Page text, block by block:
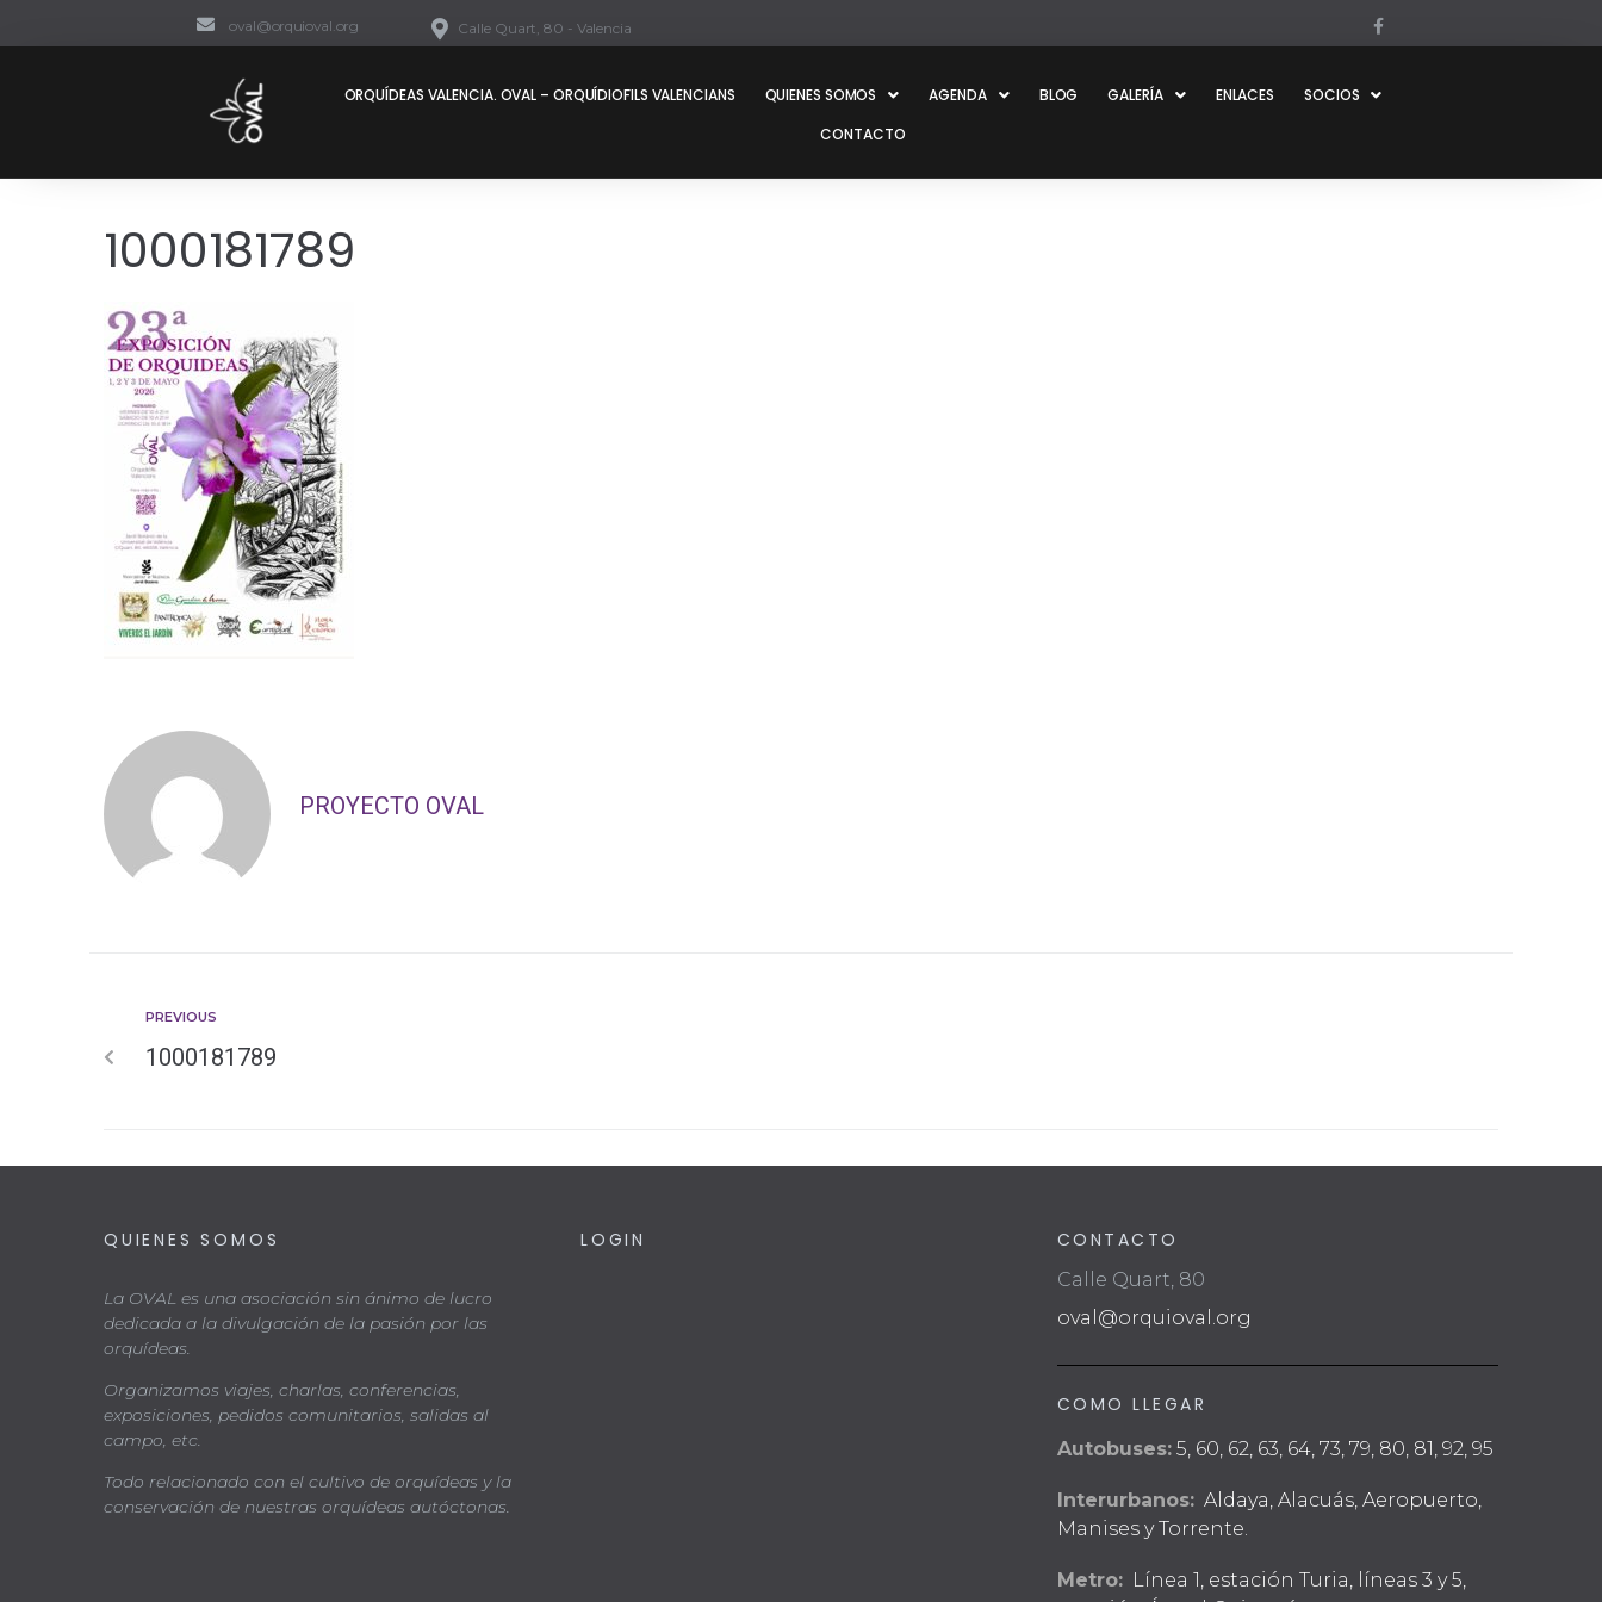
oval@orquioval.org Calle Quart, 80 - Valencia
ORQUÍDEAS VALENCIA. OVAL – ORQUÍDIOFILS VALENCIANS QUIENES SOMOS AGENDA BLOG GALERÍA ENLACES
SOCIOS
CONTACTO
1000181789
PROYECTO OVAL
PREVIOUS
1000181789
QUIENES SOMOS
La OVAL es una asociación sin ánimo de lucro
dedicada a la divulgación de la pasión por las
orquídeas.
Organizamos viajes, charlas, conferencias,
exposiciones, pedidos comunitarios, salidas al
campo, etc.
Todo relacionado con el cultivo de orquídeas y la
conservación de nuestras orquídeas autóctonas.
LOGIN CONTACTO
Calle Quart, 80
oval@orquioval.org
COMO LLEGAR
Autobuses: 5, 60, 62, 63, 64, 73, 79, 80, 81, 92, 95
Interurbanos: Aldaya, Alacuás, Aeropuerto,
Manises y Torrente.
Metro: Línea 1, estación Turia, líneas 3 y 5,